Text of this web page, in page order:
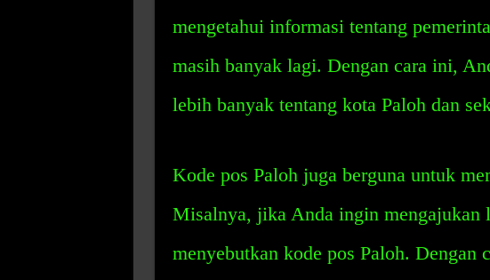
mengetahui informasi tentang
masih banyak lagi. Dengan cara ini,
lebih banyak tentang kota Paloh dan
Kode pos Paloh juga berguna untuk
Misalnya, jika Anda ingin mengajukan
menyebutkan kode pos Paloh. Dengan